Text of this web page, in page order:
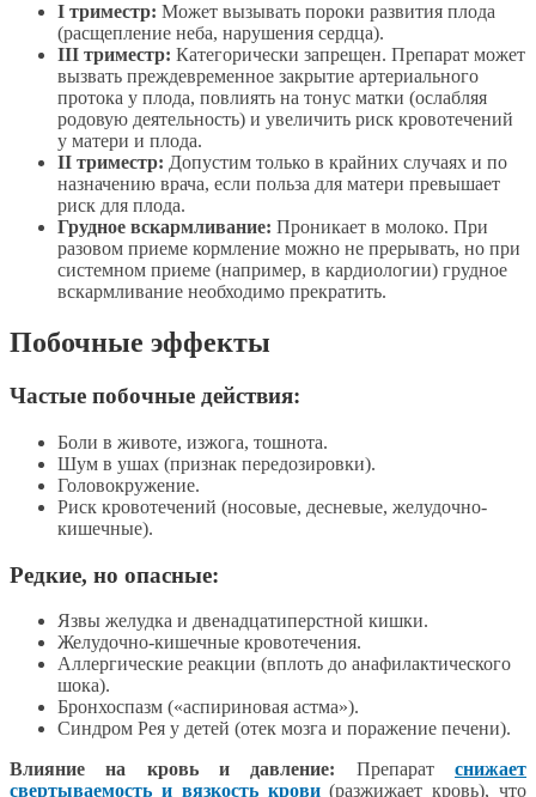
I триместр: Может вызывать пороки развития плода
(расщепление неба, нарушения сердца).
III триместр: Категорически запрещен. Препарат может
вызвать преждевременное закрытие артериального
протока у плода, повлиять на тонус матки (ослабляя
родовую деятельность) и увеличить риск кровотечений
у матери и плода.
II триместр: Допустим только в крайних случаях и по
назначению врача, если польза для матери превышает
риск для плода.
Грудное вскармливание: Проникает в молоко. При
разовом приеме кормление можно не прерывать, но при
системном приеме (например, в кардиологии) грудное
вскармливание необходимо прекратить.
Побочные эффекты
Частые побочные действия:
Боли в животе, изжога, тошнота.
Шум в ушах (признак передозировки).
Головокружение.
Риск кровотечений (носовые, десневые, желудочно-
кишечные).
Редкие, но опасные:
Язвы желудка и двенадцатиперстной кишки.
Желудочно-кишечные кровотечения.
Аллергические реакции (вплоть до анафилактического
шока).
Бронхоспазм («аспириновая астма»).
Синдром Рея у детей (отек мозга и поражение печени).
Влияние на кровь и давление: Препаратснижает
свертываемость и вязкость крови(разжижает кровь), что